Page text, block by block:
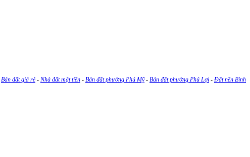
Bán đất giá rẻ - Nhà đất mặt tiền - Bán đất phường Phú Mỹ- Bán đất phường Phú Lợi - Đất nền Bình